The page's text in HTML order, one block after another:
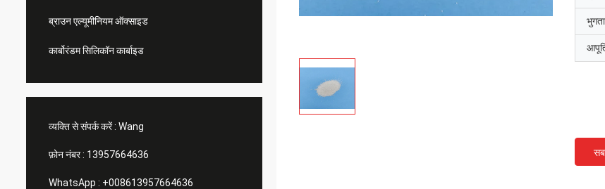
ब्राउन एल्यूमीनियम ऑक्साइड
कार्बोरंडम सिलिकॉन कार्बाइड
व्यक्ति से संपर्क करें : Wang
फ़ोन नंबर : 13957664636
WhatsApp : +008613957664636